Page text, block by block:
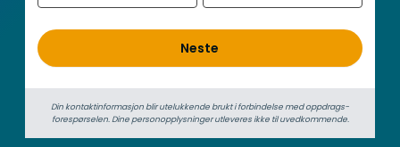
o
d
Neste
Din kontaktinformasjon blir utelukkende brukt i forbindelse med oppdrags­
forespørselen. Dine person­­opplysninger utleveres ikke til uvedkommende.